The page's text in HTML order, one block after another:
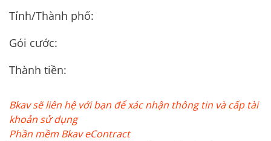
Báo
giá
tức
Liên
hệ
Tỉnh/Thành phố:
Gói cước:
Thành tiền:
Bkav sẽ liên hệ với bạn để xác nhận thông tin và cấp tài
khoản sử dụng
Phần mềm Bkav eContract